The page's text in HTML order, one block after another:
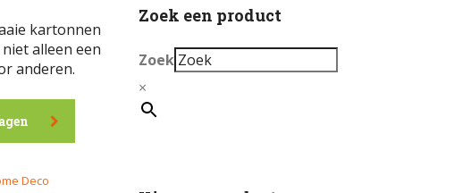
kartonnen
alleen een
anderen.
Deco
Zoek een product
Zoek
×